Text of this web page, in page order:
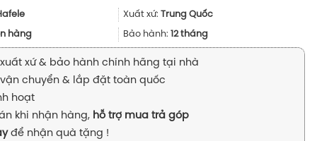
4.068.000₫.là:
3.051.000₫.
Xuất xứ: Trung Quốc
hàng Bảo hành: 12 tháng
xứ & bảo hành chính hãng tại nhà
chuyển & lắp đặt toàn quốc
hoạt
khi nhận hàng, hỗ trợ mua trả góp
để nhận quà tặng !